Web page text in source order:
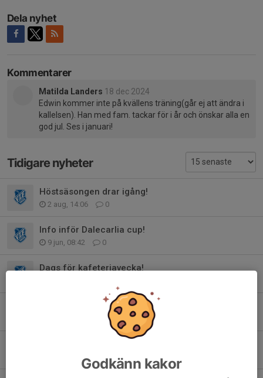
Dela nyhet
Kommentarer
Matilda Landers 18 dec 2024
Edwin kommer inte på kvällens träning(går ej att ändra i
kallelsen). Han med fam. tackar för i år och önskar alla en
god jul. Ses i januari!
Tidigare nyheter
Höstsäsongen drar igång!
2 aug, 14:06 0
Info inför Dalecarlia cup!
9 jun, 08:42 0
Dags för kafeteriavecka!
10 dagar kvar av försäljningarna...
0
5 apr, 22:35 0
Godkänn kakor